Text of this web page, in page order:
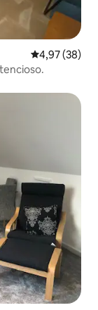
4,97 de uma
4,97 (38)